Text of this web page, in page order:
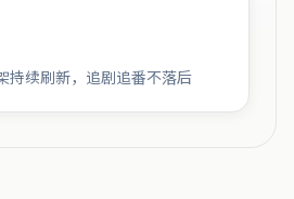
持续刷新，追剧追番不落后